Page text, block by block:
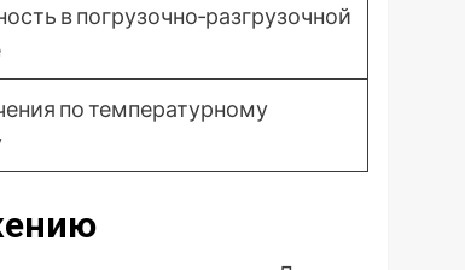
в погрузочно‑разгрузочной
по температурному